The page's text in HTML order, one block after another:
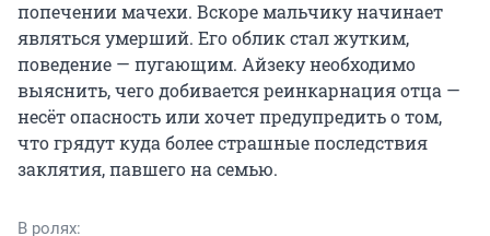
попечении мачехи. Вскоре мальчику начинает
являться умерший. Его облик стал жутким,
поведение — пугающим. Айзеку необходимо
выяснить, чего добивается реинкарнация отца —
несёт опасность или хочет предупредить о том,
что грядут куда более страшные последствия
заклятия, павшего на семью.
В ролях: